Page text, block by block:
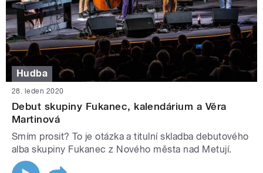
Hudba
28. leden 2020
Debut skupiny Fukanec, kalendárium a Věra
Martinová
Smím prosit? To je otázka a titulní skladba debutového
alba skupiny Fukanec z Nového města nad Metují.